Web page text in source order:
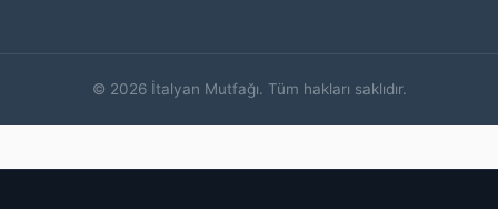
© 2026 İtalyan Mutfağı. Tüm hakları saklıdır.